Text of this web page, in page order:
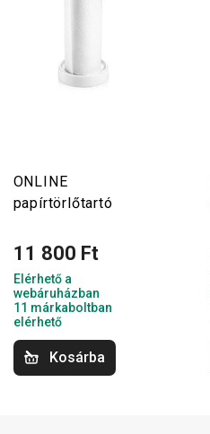
ONLINE
papírtörlőtartó
11 800 Ft
Elérhető a
webáruházban
11 márkaboltban
elérhető
Kosárba